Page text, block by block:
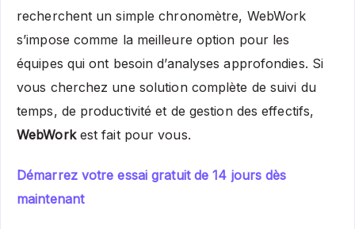
recherchent un simple chronomètre, WebWork
s’impose comme la meilleure option pour les
équipes qui ont besoin d’analyses approfondies. Si
vous cherchez une solution complète de suivi du
temps, de productivité et de gestion des effectifs,
WebWorkest fait pour vous.
Démarrez votre essai gratuit de 14 jours dès
maintenant